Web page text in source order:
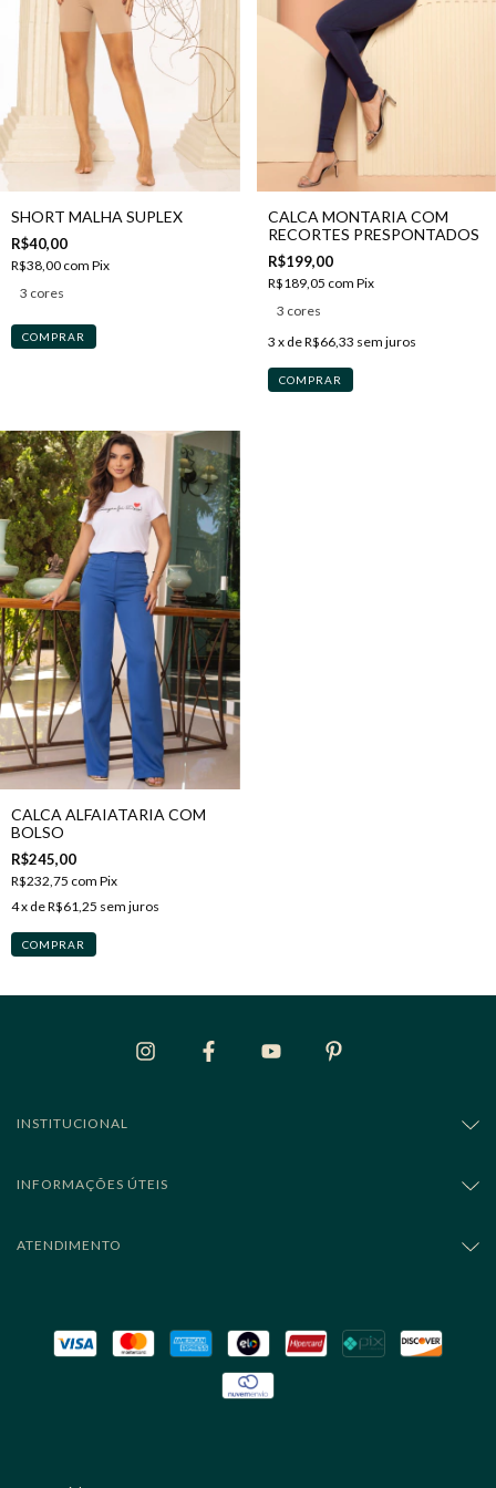
SHORT MALHA SUPLEX
R$40,00
R$38,00 com Pix
3 cores
COMPRAR
CALCA MONTARIA COM
RECORTES PRESPONTADOS
R$199,00
R$189,05 com Pix
3 cores
3 x deR$66,33 sem juros
COMPRAR
CALCA ALFAIATARIA COM
BOLSO
R$245,00
R$232,75 com Pix
4x deR$61,25 sem juros
COMPRAR
INSTITUCIONAL
INFORMAÇÕES ÚTEIS
ATENDIMENTO